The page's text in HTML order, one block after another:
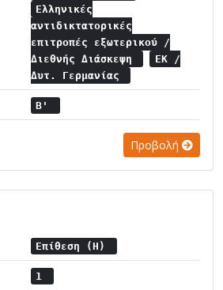
Ελληνικές
αντιδικτατορικές
επιτροπές εξωτερικού /
Διεθνής Διάσκεψη
ΕΚ /
Δυτ. Γερμανίας
Β'
Προβολή
Επίθεση (Η)
1